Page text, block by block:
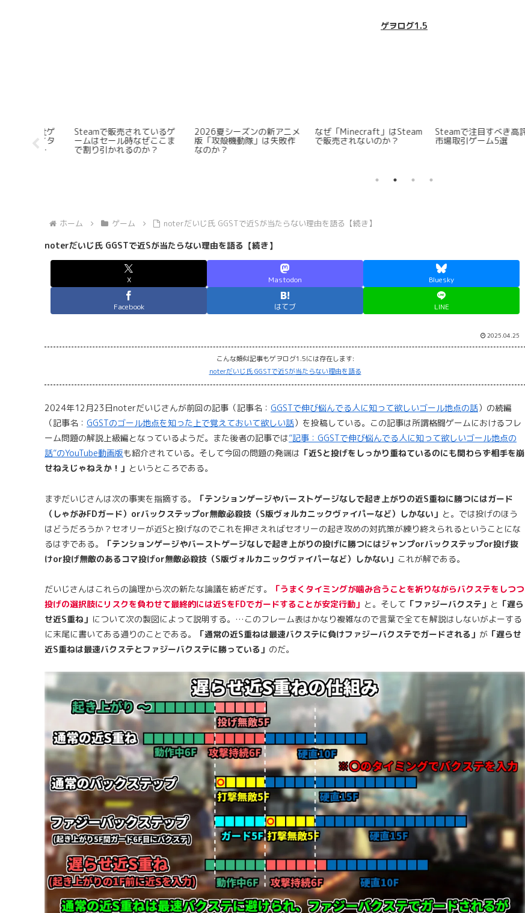
ゲヲログ1.5
なぜ「Minecraft」はSteam
で販売されないのか？
Steamで注目すべき高評価
市場取引ゲーム5選
「攻殻機動隊」における
「タチコマ」「フチコマ」
思うところがあって放送大
学大学院のレベルの高さを
ホーム ゲーム noterだいじ氏 GGSTで近Sが当たらない理由を語る【続き】
noterだいじ氏 GGSTで近Sが当たらない理由を語る【続き】
X Mastodon Bluesky
Facebook はてブ LINE
2025.04.25
こんな類似記事もゲヲログ1.5には存在します:
noterだいじ氏 GGSTで近Sが当たらない理由を語る
2024年12月23日noterだいじさんが前回の記事（記事名： GGSTで伸び悩んでる人に知って欲しいゴール地点の話）の続編
（記事名： GGSTのゴール地点を知った上で覚えておいて欲しい話）を投稿している。この記事は所謂格闘ゲームにおけるフレ
ーム問題の解説上級編となっているようだ。また後者の記事では”記事：GGSTで伸び悩んでる人に知って欲しいゴール地点の
話”のYouTube動画版も紹介されている。そして今回の問題の発端は 「近Sと投げをしっかり重ねているのにも関わらず相手を崩
せねえじゃねえか！」 というところである。
まずだいじさんは次の事実を指摘する。
「テンションゲージやバーストゲージなしで起き上がりの近S重ねに勝つにはガード
（しゃがみFDガード）orバックステップor無敵必殺技（S版ヴォルカニックヴァイパーなど）しかない」 と。では投げのほう
はどうだろうか？セオリーが近Sと投げなのでこれを押さえればセオリーの起き攻めの対抗策が練り終えられるということにな
るはずである。
「テンションゲージやバーストゲージなしで起き上がりの投げに勝つにはジャンプorバックステップor投げ抜
けor投げ無敵のあるコマ投げor無敵必殺技（S版ヴォルカニックヴァイパーなど）しかない」 これが解である。
だいじさんはこれらの論理から次の新たな論議を紡ぎだす。
「うまくタイミングが噛み合うことを祈りながらバクステをしつつ
投げの選択肢にリスクを負わせて最終的には近SをFDでガードすることが安定行動」 と。そして 「ファジーバクステ」 と 「遅ら
せ近S重ね」 について次の製図によって説明する。…このフレーム表はかなり複雑なので言葉で全てを解説はしないがよーする
に末尾に書いてある通りのことである。
「通常の近S重ねは最速バクステに負けファジーバクステでガードされる」 が 「遅らせ
近S重ねは最速バクステとファジーバクステに勝っている」 のだ。